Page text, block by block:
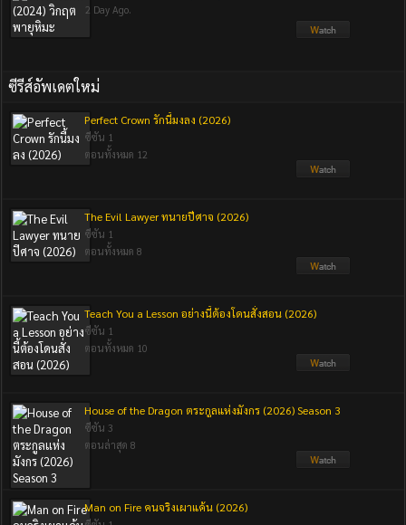
2 Day Ago.
ซีรีส์อัพเดตใหม่
Perfect Crown รักนี้มงลง (2026)
ซีซัน 1
ตอนทั้งหมด 12
The Evil Lawyer ทนายปีศาจ (2026)
ซีซัน 1
ตอนทั้งหมด 8
Teach You a Lesson อย่างนี้ต้องโดนสั่งสอน (2026)
ซีซัน 1
ตอนทั้งหมด 10
House of the Dragon ตระกูลแห่งมังกร (2026) Season 3
ซีซัน 3
ตอนล่าสุด 8
Man on Fire คนจริงเผาแค้น (2026)